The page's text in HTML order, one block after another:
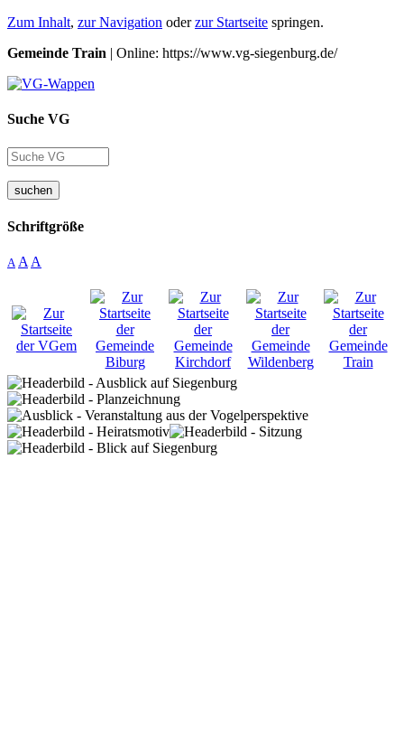
Zum Inhalt, zur Navigation oderzur Startseite springen.
Gemeinde Train | Online: https://www.vg-siegenburg.de/
Suche VG
suchen
Schriftgröße
A A A